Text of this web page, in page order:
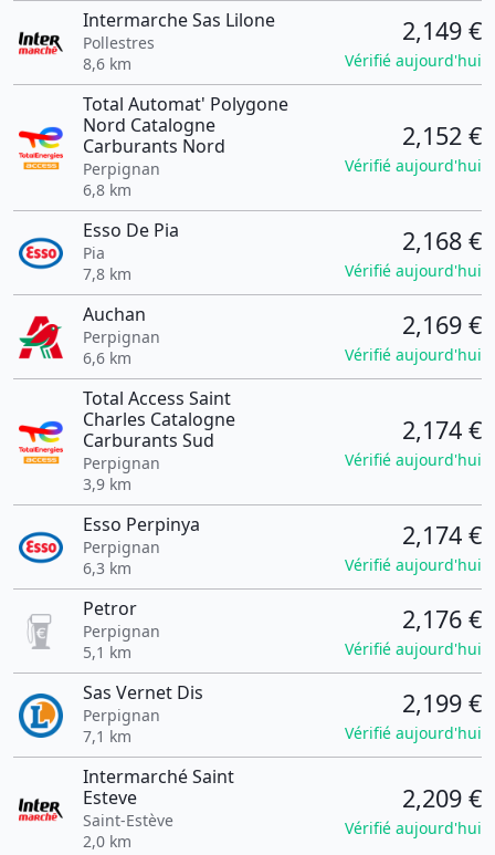
Intermarche Sas Lilone
Pollestres
8,6 km
2,149 €
Vérifié aujourd'hui
Total Automat' Polygone
Nord Catalogne
Carburants Nord
Perpignan
6,8 km
2,152 €
Vérifié aujourd'hui
Esso De Pia
Pia
7,8 km
2,168 €
Vérifié aujourd'hui
Auchan
Perpignan
6,6 km
2,169 €
Vérifié aujourd'hui
Total Access Saint
Charles Catalogne
Carburants Sud
Perpignan
3,9 km
2,174 €
Vérifié aujourd'hui
Esso Perpinya
Perpignan
6,3 km
2,174 €
Vérifié aujourd'hui
Petror
Perpignan
5,1 km
2,176 €
Vérifié aujourd'hui
Sas Vernet Dis
Perpignan
7,1 km
2,199 €
Vérifié aujourd'hui
Intermarché Saint
Esteve
Saint-Estève
2,0 km
2,209 €
Vérifié aujourd'hui